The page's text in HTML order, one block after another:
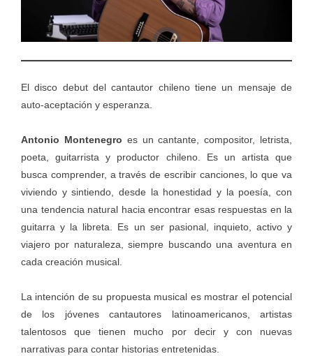
El disco debut del cantautor chileno tiene un mensaje de
auto-aceptación y esperanza.
Antonio Montenegro es un cantante, compositor, letrista,
poeta, guitarrista y productor chileno. Es un artista que
busca comprender, a través de escribir canciones, lo que va
viviendo y sintiendo, desde la honestidad y la poesía, con
una tendencia natural hacia encontrar esas respuestas en la
guitarra y la libreta. Es un ser pasional, inquieto, activo y
viajero por naturaleza, siempre buscando una aventura en
cada creación musical.
La intención de su propuesta musical es mostrar el potencial
de los jóvenes cantautores latinoamericanos, artistas
talentosos que tienen mucho por decir y con nuevas
narrativas para contar historias entretenidas.